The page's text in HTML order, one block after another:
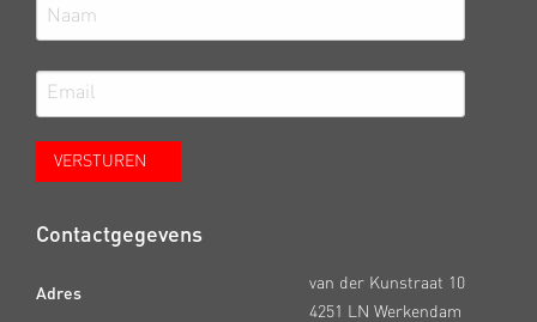
Contactgegevens
Adres
van der Kunstraat 10
4251 LN Werkendam